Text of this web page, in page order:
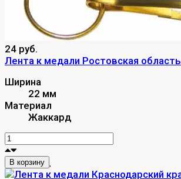
24 руб.
Лента к медали Ростовская область
Ширина
22 мм
Материал
Жаккард
В корзину